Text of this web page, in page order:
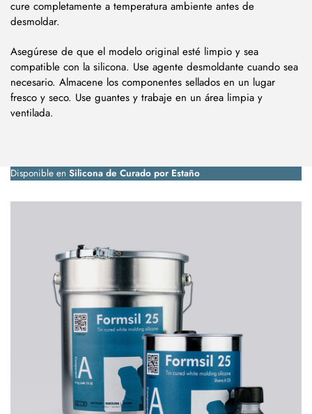
cure completamente a temperatura ambiente antes de
desmoldar.
Asegúrese de que el modelo original esté limpio y sea
compatible con la silicona. Use agente desmoldante cuando sea
necesario. Almacene los componentes sellados en un lugar
fresco y seco. Use guantes y trabaje en un área limpia y
ventilada.
Disponible en Silicona de Curado por Estaño